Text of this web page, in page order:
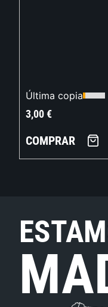
Última copia
3,00€
COMPRAR